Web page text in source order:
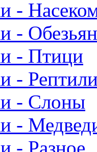
-
-
- Птици
-
- Слоны
-
- Разное